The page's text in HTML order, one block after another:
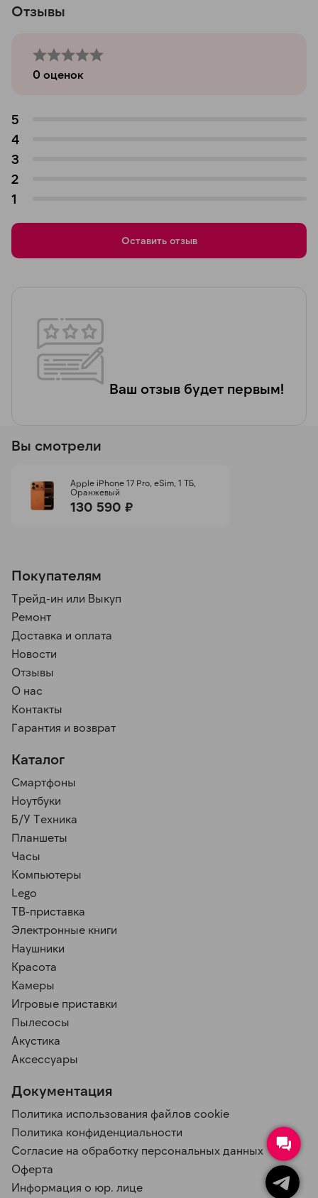
Отзывы
Ваш отзыв будет первым!
0 оценок
5
4
3
2
1
Оставить отзыв
Вы смотрели
Apple iPhone 17 Pro, eSim, 1 ТБ,
Оранжевый
130 590 ₽
Покупателям
Трейд-ин или Выкуп
Ремонт
Доставка и оплата
Новости
Отзывы
О нас
Контакты
Гарантия и возврат
Каталог
Смартфоны
Ноутбуки
Б/У Техника
Планшеты
Часы
Компьютеры
Lego
ТВ-приставка
Электронные книги
Наушники
Красота
Камеры
Игровые приставки
Пылесосы
Акустика
Аксессуары
Документация
Политика использования файлов cookie
Политика конфиденциальности
Согласие на обработку персональных данных
Оферта
Информация о юр. лице